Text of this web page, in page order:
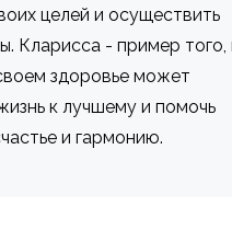
целей и осуществить
Кларисса - пример того,
здоровье может
к лучшему и помочь
и гармонию.